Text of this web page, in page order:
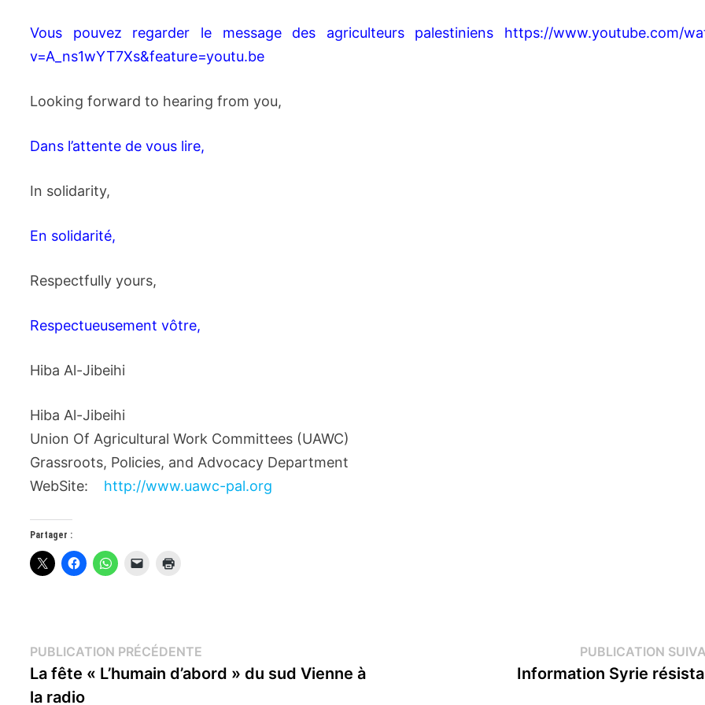
Vous pouvez regarder le message des agriculteurs palestiniens https://www.youtube.com/
v=A_ns1wYT7Xs&feature=youtu.be
Looking forward to hearing from you,
Dans l’attente de vous lire,
In solidarity,
En solidarité,
Respectfully yours,
Respectueusement vôtre,
Hiba Al-Jibeihi
Hiba Al-Jibeihi
Union Of Agricultural Work Committees (UAWC)
Grassroots, Policies, and Advocacy Department
WebSite:
http://www.uawc-pal.org
Partager :
Navigation
de
PUBLICATION PRÉCÉDENTE
précédente :
La fête « L’humain d’abord » du sud Vienne à
la radio
PUBLICATION
Information Syrie